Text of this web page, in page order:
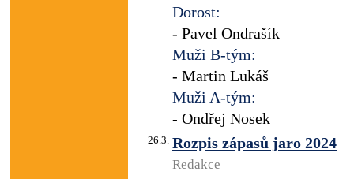
Dorost:
- Pavel Ondrašík
Muži B-tým:
- Martin Lukáš
Muži A-tým:
- Ondřej Nosek
26.3. Rozpis zápasů jaro 2024
Redakce